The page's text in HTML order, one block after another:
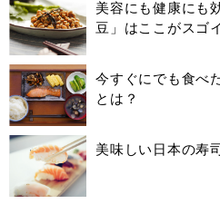
美容にも健康にも
豆」はここがスゴ
今すぐにでも食べ
とは？
美味しい日本の寿